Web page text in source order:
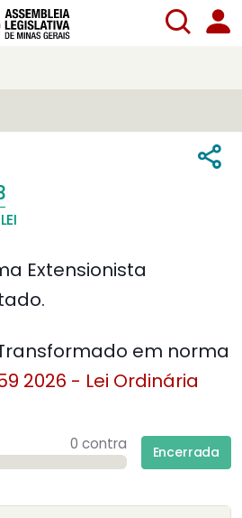
Extensionista
em norma
2026 - Lei Ordinária
0 contra Encerrada